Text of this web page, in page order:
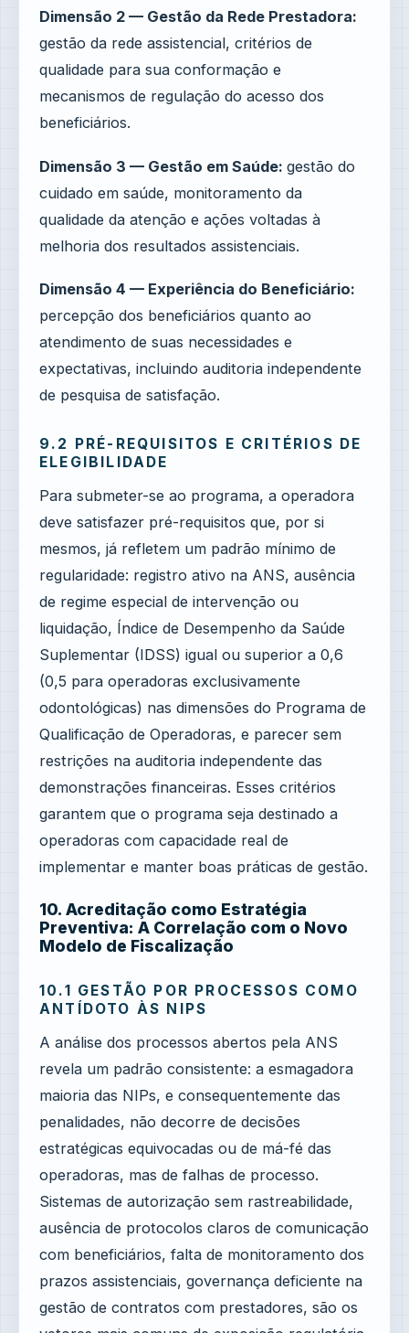
Dimensão 2 — Gestão da Rede Prestadora:
gestão da rede assistencial, critérios de
qualidade para sua conformação e
mecanismos de regulação do acesso dos
beneficiários.
Dimensão 3 — Gestão em Saúde: gestão do
cuidado em saúde, monitoramento da
qualidade da atenção e ações voltadas à
melhoria dos resultados assistenciais.
Dimensão 4 — Experiência do Beneficiário:
percepção dos beneficiários quanto ao
atendimento de suas necessidades e
expectativas, incluindo auditoria independente
de pesquisa de satisfação.
9.2 PRÉ-REQUISITOS E CRITÉRIOS DE
ELEGIBILIDADE
Para submeter-se ao programa, a operadora
deve satisfazer pré-requisitos que, por si
mesmos, já refletem um padrão mínimo de
regularidade: registro ativo na ANS, ausência
de regime especial de intervenção ou
liquidação, Índice de Desempenho da Saúde
Suplementar (IDSS) igual ou superior a 0,6
(0,5 para operadoras exclusivamente
odontológicas) nas dimensões do Programa de
Qualificação de Operadoras, e parecer sem
restrições na auditoria independente das
demonstrações financeiras. Esses critérios
garantem que o programa seja destinado a
operadoras com capacidade real de
implementar e manter boas práticas de gestão.
10. Acreditação como Estratégia
Preventiva: A Correlação com o Novo
Modelo de Fiscalização
10.1 GESTÃO POR PROCESSOS COMO
ANTÍDOTO ÀS NIPS
A análise dos processos abertos pela ANS
revela um padrão consistente: a esmagadora
maioria das NIPs, e consequentemente das
penalidades, não decorre de decisões
estratégicas equivocadas ou de má-fé das
operadoras, mas de falhas de processo.
Sistemas de autorização sem rastreabilidade,
ausência de protocolos claros de comunicação
com beneficiários, falta de monitoramento dos
prazos assistenciais, governança deficiente na
gestão de contratos com prestadores, são os